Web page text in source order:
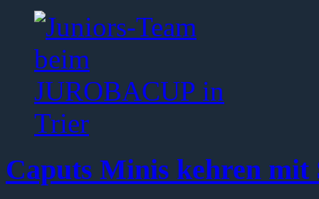
Caputs Minis kehren mit